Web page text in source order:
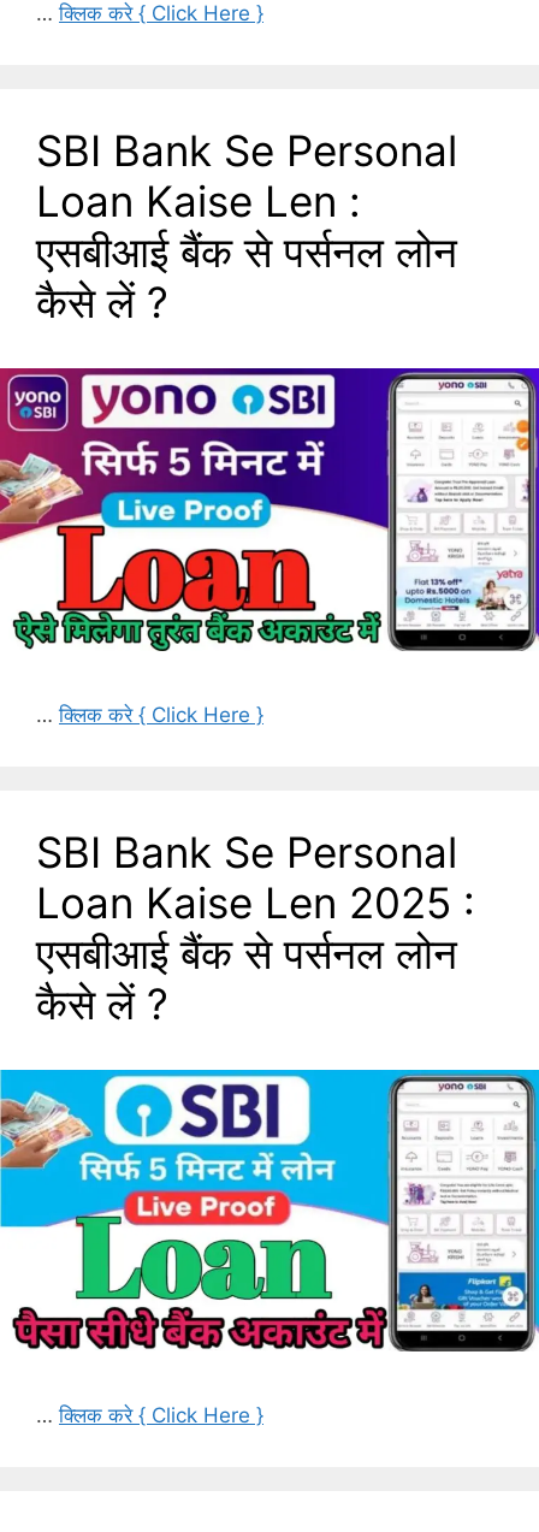
…क्लिक करे { Click Here }
SBI Bank Se Personal
Loan Kaise Len :
एसबीआई बैंक से पर्सनल लोन
कैसे लें ?
…क्लिक करे { Click Here }
SBI Bank Se Personal
Loan Kaise Len 2025 :
एसबीआई बैंक से पर्सनल लोन
कैसे लें ?
…क्लिक करे { Click Here }